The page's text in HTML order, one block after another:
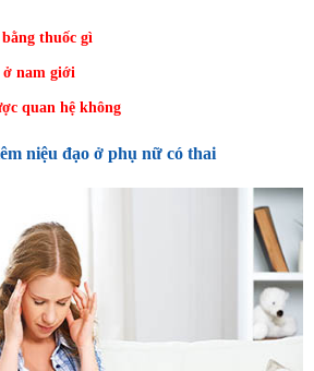
thuốc gì
ở nam giới
quan hệ không
niệu đạo ở phụ nữ có thai